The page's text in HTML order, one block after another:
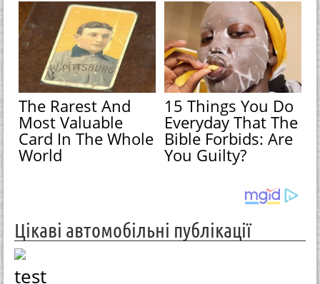
The Rarest And
Most Valuable
Card In The Whole
World
15 Things You Do
Everyday That The
Bible Forbids: Are
You Guilty?
Цікаві автомобільні публікації
test